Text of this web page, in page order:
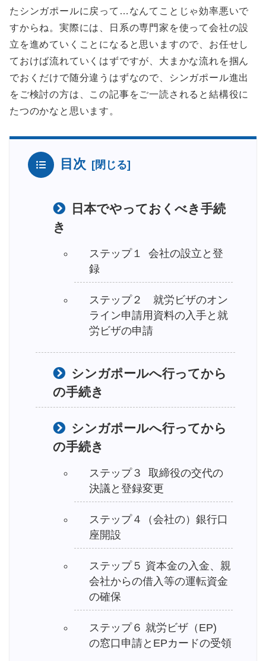
たシンガポールに戻って…なんてことじゃ効率悪いで
すからね。実際には、日系の専門家を使って会社の設
立を進めていくことになると思いますので、お任せし
ておけば流れていくはずですが、大まかな流れを掴ん
でおくだけで随分違うはずなので、シンガポール進出
をご検討の方は、この記事をご一読されると結構役に
たつのかなと思います。
目次
日本でやっておくべき手続
き
ステップ１ 会社の設立と登
録
ステップ２ 就労ビザのオン
ライン申請用資料の入手と就
労ビザの申請
シンガポールへ行ってから
の手続き
シンガポールへ行ってから
の手続き
ステップ３ 取締役の交代の
決議と登録変更
ステップ４（会社の）銀行口
座開設
ステップ５ 資本金の入金、親
会社からの借入等の運転資金
の確保
ステップ６ 就労ビザ（EP)
の窓口申請とEPカードの受領